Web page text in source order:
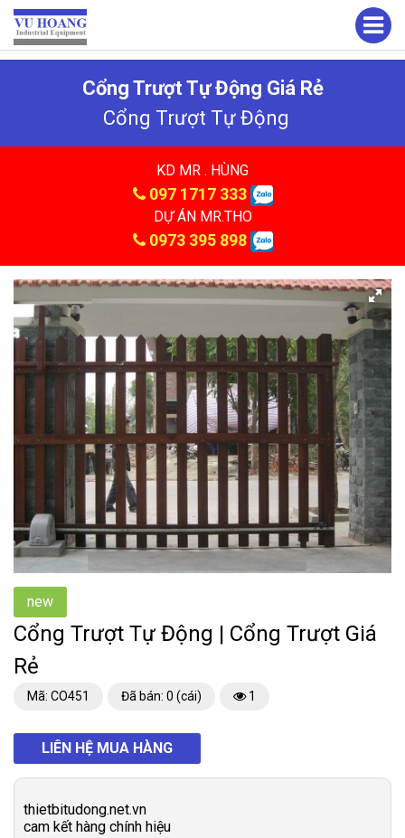
Cổng Trượt Tự Động Giá Rẻ
Cổng Trượt Tự Động
KD MR . HÙNG
097 1717 333
DỰ ÁN MR.THO
0973 395 898
new
Cổng Trượt Tự Động | Cổng Trượt Giá
Rẻ
Mã: CO451 Đã bán: 0 (cái) 1
LIÊN HỆ MUA HÀNG
thietbitudong.net.vn
cam kết hàng chính hiệu